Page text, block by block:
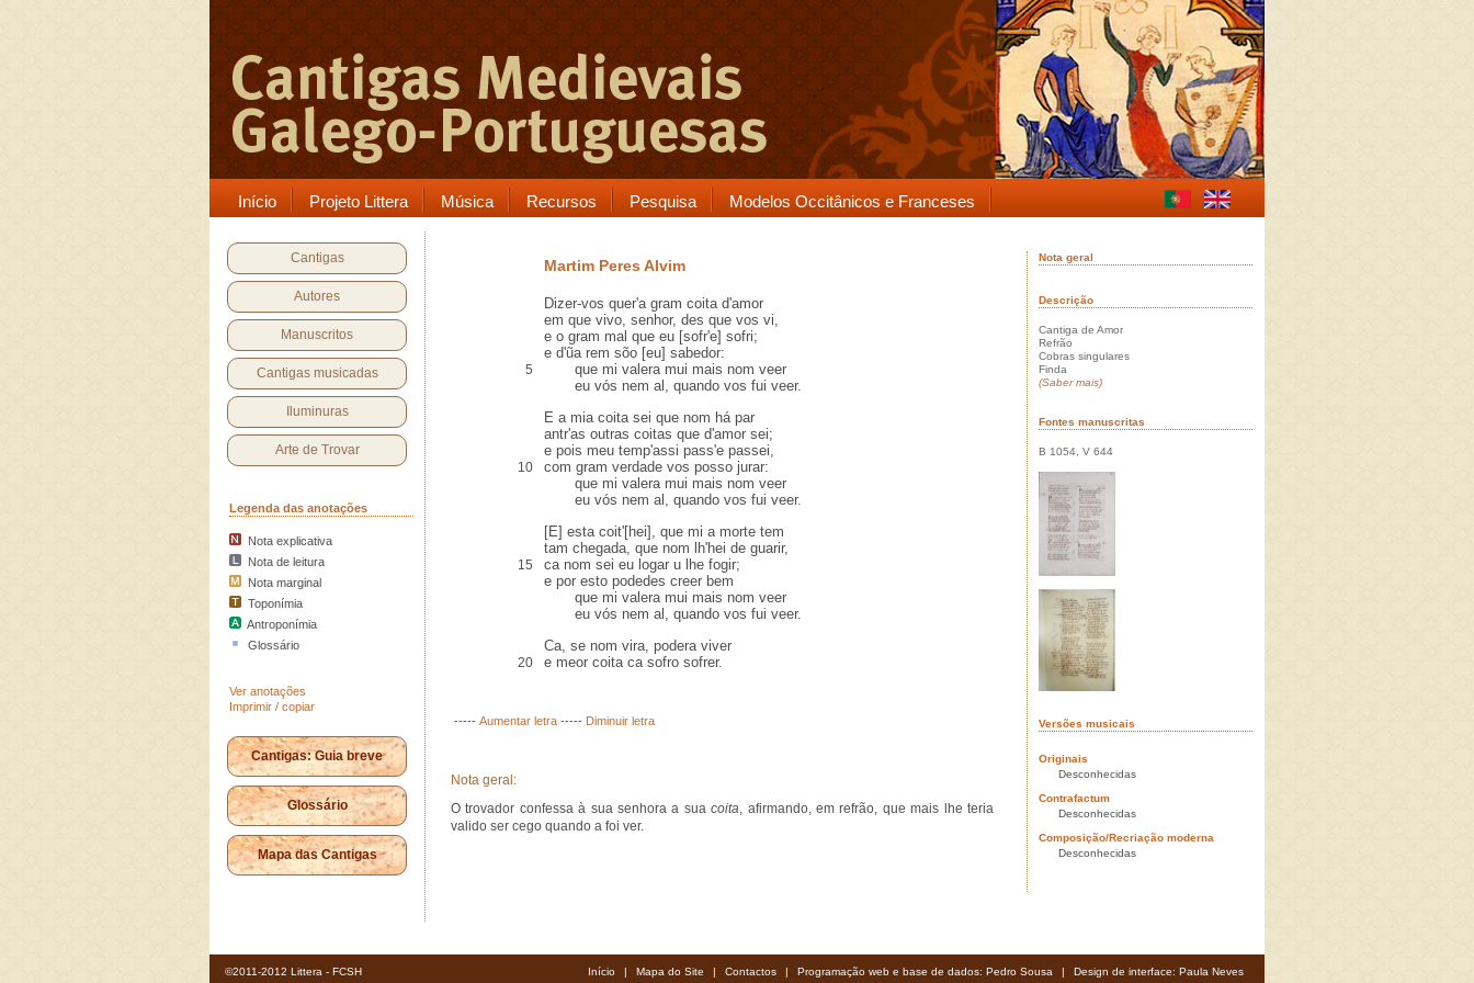
Início Projeto Littera Música Recursos Pesquisa Modelos Occitânicos e Franceses
Cantigas
Autores
Manuscritos
Cantigas musicadas
Iluminuras
Arte de Trovar
Legenda das anotações
Nota explicativa
Nota de leitura
Nota marginal
Toponímia
Antroponímia
Glossário
Ver anotações
Imprimir / copiar
Cantigas: Guia breve
Glossário
Mapa das Cantigas
Martim Peres Alvim
Dizer-vos quer'a gram coita d'amor
em que vivo, senhor, des que vos vi,
e o gram mal que eu [sofr'e] sofri;
e d'ũa rem sõo [eu] sabedor:
5
que mi valera mui mais nom veer
eu vós nem al, quando vos fui veer.
E a mia coita sei que nom há par
antr'as outras coitas que d'amor sei;
e pois meu temp'assi pass'e passei,
10
com gram verdade vos posso jurar:
que mi valera mui mais nom veer
eu vós nem al, quando vos fui veer.
[E] esta coit'[hei], que mi a morte tem
tam chegada, que nom lh'hei de guarir,
15
ca nom sei eu logar u lhe fogir;
e por esto podedes creer bem
que mi valera mui mais nom veer
eu vós nem al, quando vos fui veer.
Ca, se nom vira, podera viver
20 e meor coita ca sofro sofrer.
----- Aumentar letra ----- Diminuir letra
Nota geral:
O trovador confessa à sua senhora a suacoita, afirmando, em refrão, que mais lhe teria
valido ser cego quando a foi ver.
Nota geral
Descrição
Cantiga de Amor
Refrão
Cobras singulares
Finda
(Saber mais)
Fontes manuscritas
B 1054, V 644
Versões musicais
Originais
Desconhecidas
Contrafactum
Desconhecidas
Composição/Recriação moderna
Desconhecidas
©2011-2012 Littera - FCSH Início | Mapa do Site | Contactos | Programação web e base de dados: Pedro Sousa | Design de interface: Paula Neves